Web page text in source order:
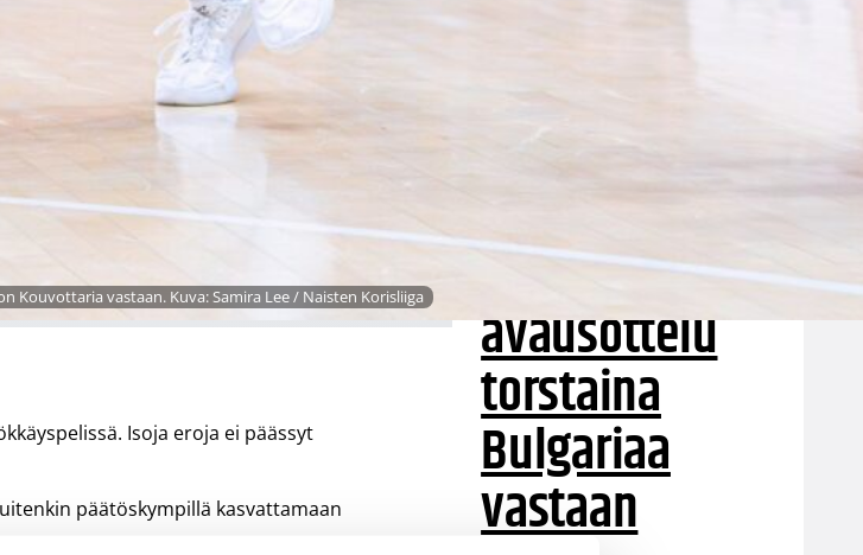
Kouvottaria vastaan. Kuva: Samira Lee / Naisten Korisliiga
Isoja eroja ei päässyt
päätöskympillä kasvattamaan
Suomen 16-
vuotiaat
suuntaavat B-
divisioonan
EM-kisoihin –
avausottelu
torstaina
Bulgariaa
vastaan